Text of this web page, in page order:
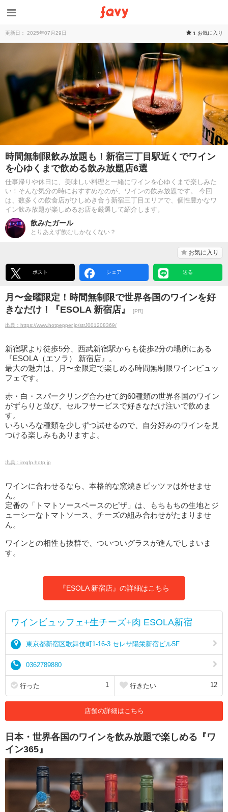
更新日： 2025年07月29日 1 お気に入り
時間無制限飲み放題も！新宿三丁目駅近くでワイン
を心ゆくまで飲める飲み放題店6選
仕事帰りや休日に、美味しい料理と一緒にワインを心ゆくまで楽しみた
い！そんな気分の時におすすめなのが、ワインの飲み放題です。 今回
は、数多くの飲食店がひしめき合う新宿三丁目エリアで、個性豊かなワ
イン飲み放題が楽しめるお店を厳選して紹介します。
飲みたガール
とりあえず飲むしかなくない？
お気に入り
ポスト シェア 送る
月〜金曜限定！時間無制限で世界各国のワインを好
きなだけ！『ESOLA 新宿店』
[PR]
出典：https://www.hotpepper.jp/strJ001208369/
新宿駅より徒歩5分、西武新宿駅からも徒歩2分の場所にある
『ESOLA（エソラ） 新宿店』。
最大の魅力は、月〜金限定で楽しめる時間無制限ワインビュッ
フェです。
赤・白・スパークリング合わせて約60種類の世界各国のワイン
がずらりと並び、セルフサービスで好きなだけ注いで飲めま
す。
いろいろな種類を少しずつ試せるので、自分好みのワインを見
つける楽しみもありますよ。
出典：imgfp.hotp.jp
ワインに合わせるなら、本格的な窯焼きピッツァは外せませ
ん。
定番の「トマトソースベースのピザ」は、もちもちの生地とジ
ューシーなトマトソース、チーズの組み合わせがたまりませ
ん。
ワインとの相性も抜群で、ついついグラスが進んでしまいま
す。
『ESOLA 新宿店』の詳細はこちら
ワインビュッフェ+生チーズ+肉 ESOLA新宿
東京都新宿区歌舞伎町1-16-3 セレサ陽栄新宿ビル5F
0362789880
行った 1 行きたい 12
店舗の詳細はこちら
日本・世界各国のワインを飲み放題で楽しめる『ワ
イン365』